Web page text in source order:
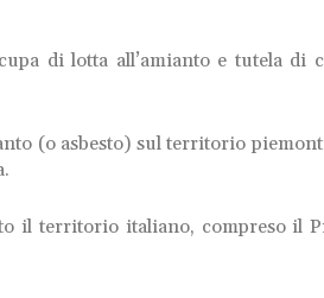
di lotta all’amianto e tutela
(o asbesto) sul territorio
il territorio italiano, compreso il